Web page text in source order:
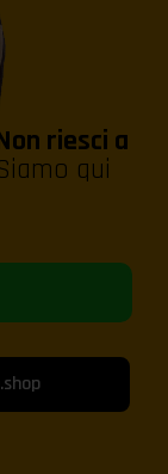
riesci a
qui